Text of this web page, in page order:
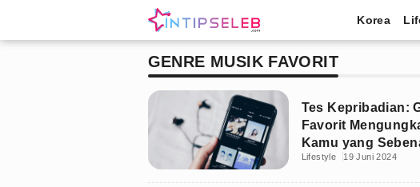
Korea
GENRE MUSIK FAVORIT
Tes Kepribadian:
Favorit
Kamu yang
Lifestyle 19 Juni 2024